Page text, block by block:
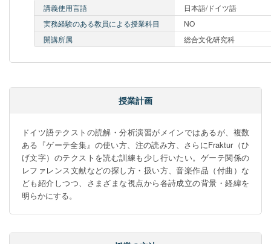
講義使用言語
日本語/ドイツ語
実務経験のある教員による授業科目
NO
開講所属
総合文化研究科
授業計画
ドイツ語テクストの読解・分析演習がメインではあるが、複数
ある『ゲーテ全集』の使い方、注の読み方、さらにFraktur（ひ
げ文字）のテクストを読む訓練も少し行いたい。ゲーテ関係の
レファレンス文献などの探し方・扱い方、音楽作品（付曲）な
ども紹介しつつ、さまざまな視点から各詩成立の背景・経緯を
明らかにする。